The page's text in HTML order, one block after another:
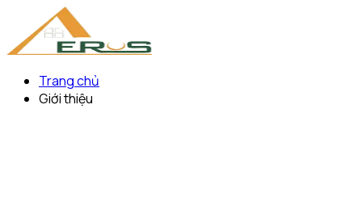
Trang chủ
Giới thiệu